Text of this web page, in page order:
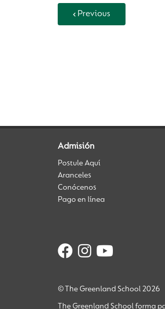
Previous
Admisión
Postule Aquí
Aranceles
Conócenos
Pago en línea
© The Greenland School 2026
The Greenland School forma